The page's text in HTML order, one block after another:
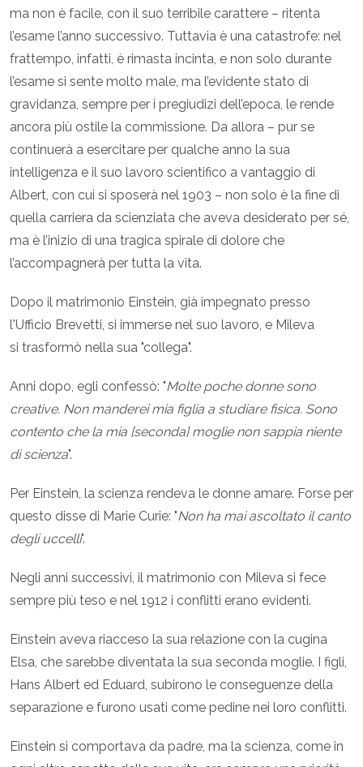
ma non è facile, con il suo terribile carattere – ritenta
l’esame l’anno successivo. Tuttavia è una catastrofe: nel
frattempo, infatti, è rimasta incinta, e non solo durante
l’esame si sente molto male, ma l’evidente stato di
gravidanza, sempre per i pregiudizi dell’epoca, le rende
ancora più ostile la commissione. Da allora – pur se
continuerà a esercitare per qualche anno la sua
intelligenza e il suo lavoro scientifico a vantaggio di
Albert, con cui si sposerà nel 1903 – non solo è la fine di
quella carriera da scienziata che aveva desiderato per sé,
ma è l’inizio di una tragica spirale di dolore che
l’accompagnerà per tutta la vita.
Dopo il matrimonio Einstein, già impegnato presso
l'Ufficio Brevetti, si immerse nel suo lavoro, e Mileva
si trasformò nella sua "collega".
Anni dopo, egli confessò: "Molte poche donne sono
creative. Non manderei mia figlia a studiare fisica. Sono
contento che la mia [seconda] moglie non sappia niente
di scienza".
Per Einstein, la scienza rendeva le donne amare. Forse per
questo disse di Marie Curie: "Non ha mai ascoltato il canto
degli uccelli".
Negli anni successivi, il matrimonio con Mileva si fece
sempre più teso e nel 1912 i conflitti erano evidenti.
Einstein aveva riacceso la sua relazione con la cugina
Elsa, che sarebbe diventata la sua seconda moglie. I figli,
Hans Albert ed Eduard, subirono le conseguenze della
separazione e furono usati come pedine nei loro conflitti.
Einstein si comportava da padre, ma la scienza, come in